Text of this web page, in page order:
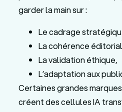
garder la main sur :
Le cadrage
La cohérence
La validation éthique,
L’adaptation aux
Certaines grandes
créent des cellules IA